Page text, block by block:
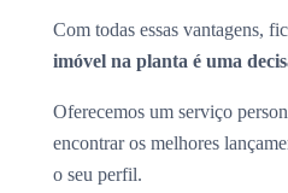
Com todas essas vantagens,
imóvel na planta é uma
Oferecemos um serviço
encontrar os melhores
o seu perfil.